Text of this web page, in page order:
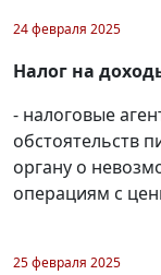
24 февраля 2025
Налог на
- налоговые
обстоятельств
органу о
операциям с
25 февраля 2025